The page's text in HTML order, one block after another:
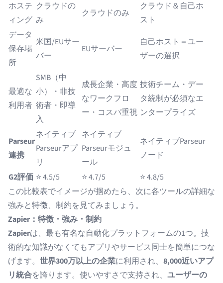
ホステ
ィング
クラウドの
み
クラウドのみ
クラウド＆自己ホ
スト
データ
保存場
所
米国/EUサー
バー
EUサーバー
自己ホスト＝ユー
ザーの選択
最適な
利用者
SMB（中
小）・非技
術者・即導
入
成長企業・高度
なワークフロ
ー・コスパ重視
技術チーム・デー
タ統制が必須なエ
ンタープライズ
Parseur
連携
ネイティブ
Parseurアプ
リ
ネイティブ
Parseurモジュ
ール
ネイティブParseur
ノード
G2評価 ⭐ 4.5/5 ⭐ 4.7/5
⭐ 4.8/5
この比較表でイメージが掴めたら、次に各ツールの詳細な
強みと特徴、制約を見てみましょう。
Zapier：特徴・強み・制約
Zapierは、最も有名な自動化プラットフォームの1つ。技
術的な知識がなくてもアプリやサービス同士を簡単につな
げます。 世界300万以上の企業に利用され、 8,000近いアプ
リ統合を誇ります。使いやすさで支持され、 ユーザーの